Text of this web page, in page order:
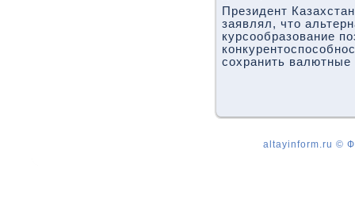
Президент
заявлял, что
курсообразование
сохранить валютные
altayinform.ru ©